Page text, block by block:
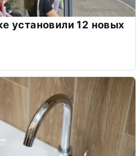
установили 12 новых